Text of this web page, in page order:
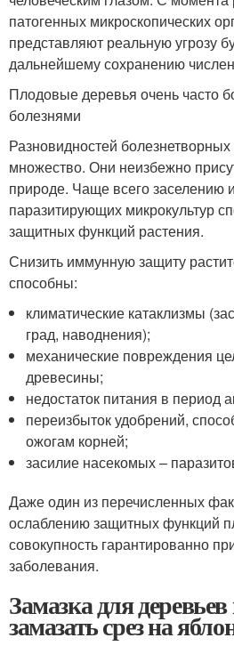
патогенных микроскопических
представляют реальную угрозу
дальнейшему сохранению
Плодовые деревья очень часто
болезнями
Разновидностей
множество. Они неизбежно
природе. Чаще всего заселению
паразитирующих микрокультур
защитных функций растения.
Снизить иммунную защиту
способны:
климатические катаклизмы
град, наводнения);
механические повреждения
древесины;
недостаток питания в период
переизбыток удобрений,
ожогам корней;
засилие насекомых –
Даже один из перечисленных
ослаблению защитных функций
совокупность гарантированно
заболевания.
Замазка для
замазать срез на